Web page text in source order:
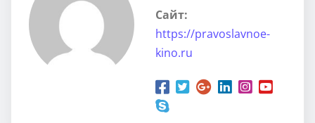
Сайт:
https://pravoslavnoe-
kino.ru